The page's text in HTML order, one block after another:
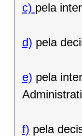
c) pela
d) pela
e) pela
f) pela